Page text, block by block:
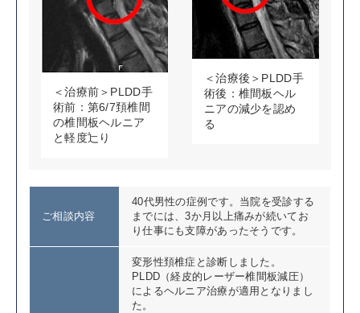
＜治療前＞PLDD手
術前：第6/7頚椎間
の椎間板ヘルニア
と軽度辷り
＜治療後＞PLDD手
術後：椎間板ヘル
ニアの減少を認め
る
ご相談内容
40代男性の症例です。当院を受診する
までには、3か月以上痛みが続いてお
り仕事にも支障があったそうです。
変形性頚椎症と診断しました。
PLDD（経皮的レーザー椎間板減圧）
によるヘルニア治療が適用となりまし
た。